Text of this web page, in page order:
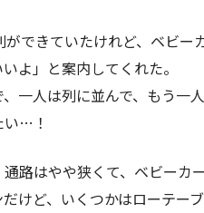
できていたけれど、ベビー
よ」と案内してくれた。
一人は列に並んで、もう一
い…！
路はやや狭くて、ベビーカ
けど、いくつかはローテー